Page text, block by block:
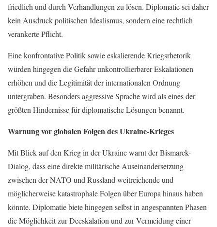
friedlich und durch Verhandlungen zu lösen. Diplomatie sei daher
kein Ausdruck politischen Idealismus, sondern eine rechtlich
verankerte Pflicht.
Eine konfrontative Politik sowie eskalierende Kriegsrhetorik
würden hingegen die Gefahr unkontrollierbarer Eskalationen
erhöhen und die Legitimität der internationalen Ordnung
untergraben. Besonders aggressive Sprache wird als eines der
größten Hindernisse für diplomatische Lösungen benannt.
Warnung vor globalen Folgen des Ukraine-Krieges
Mit Blick auf den Krieg in der Ukraine warnt der Bismarck-
Dialog, dass eine direkte militärische Auseinandersetzung
zwischen der NATO und Russland weitreichende und
möglicherweise katastrophale Folgen über Europa hinaus haben
könnte. Diplomatie biete hingegen selbst in angespannten Phasen
die Möglichkeit zur Deeskalation und zur Vermeidung einer